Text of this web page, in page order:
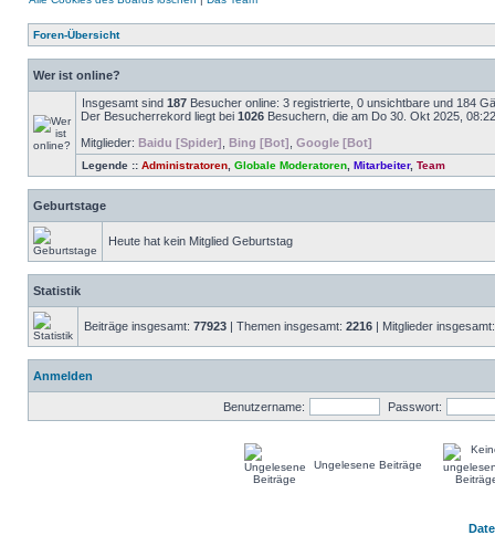
Foren-Übersicht
Wer ist online?
Insgesamt sind 187 Besucher online: 3 registrierte, 0 unsichtbare und 184
Der Besucherrekord liegt bei 1026 Besuchern, die am Do 30. Okt 2025,
Mitglieder: Baidu [Spider] Bing [Bot] Google [Bot]
Legende :: Administratoren Globale Moderatoren Mitarbeiter, Team
Geburtstage
Heute hat kein Mitglied Geburtstag
Statistik
Beiträge insgesamt: 77923 | Themen insgesamt: 2216 | Mitglieder
Anmelden
Benutzername: Passwort:
Ungelesene Beiträge